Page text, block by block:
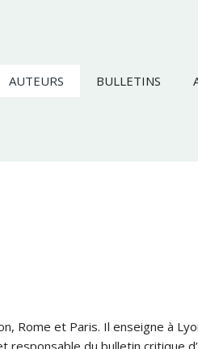
AUTEURS BULLETINS
Rome et Paris. Il enseigne à
responsable du bulletin critique